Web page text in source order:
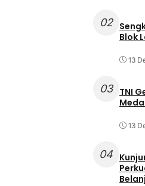
02
Blok
13
03
TNI
13
04